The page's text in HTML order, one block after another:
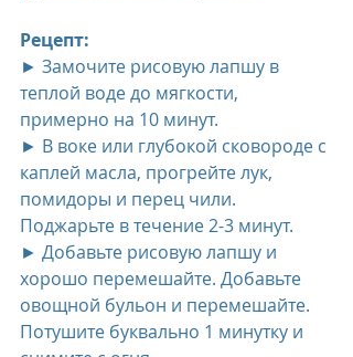
Рецепт:
► Замочите рисовую лапшу в
теплой воде до мягкости,
примерно на 10 минут.
► В воке или глубокой сковороде с
каплей масла, прогрейте лук,
помидоры и перец чили.
Поджарьте в течение 2-3 минут.
► Добавьте рисовую лапшу и
хорошо перемешайте. Добавьте
овощной бульон и перемешайте.
Потушите буквально 1 минутку и